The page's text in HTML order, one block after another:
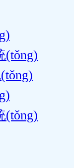
(tǒng)
(tǒng)